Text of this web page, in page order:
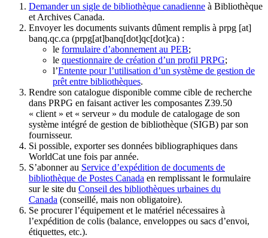
Demander un sigle de bibliothèque canadienne à Bibliothèque
et Archives Canada.
Envoyer les documents suivants dûment remplis à prpg [at]
banq.qc.ca (prpg[at]banq[dot]qc[dot]ca) :
le formulaire d’abonnement au PEB;
le questionnaire de création d’un profil PRPG;
l’Entente pour l’utilisation d’un système de gestion de
prêt entre bibliothèques.
Rendre son catalogue disponible comme cible de recherche
dans PRPG en faisant activer les composantes Z39.50
« client » et « serveur » du module de catalogage de son
système intégré de gestion de bibliothèque (SIGB) par son
fournisseur.
Si possible, exporter ses données bibliographiques dans
WorldCat une fois par année.
S’abonner au Service d’expédition de documents de
bibliothèque de Postes Canada en remplissant le formulaire
sur le site du Conseil des bibliothèques urbaines du
Canada (conseillé, mais non obligatoire).
Se procurer l’équipement et le matériel nécessaires à
l’expédition de colis (balance, enveloppes ou sacs d’envoi,
étiquettes, etc.).